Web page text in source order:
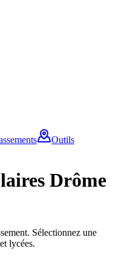
Outils
Drôme
Sélectionnez une
lycées.